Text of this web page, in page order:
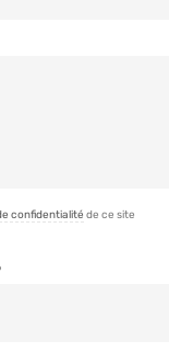
confidentialité de ce site